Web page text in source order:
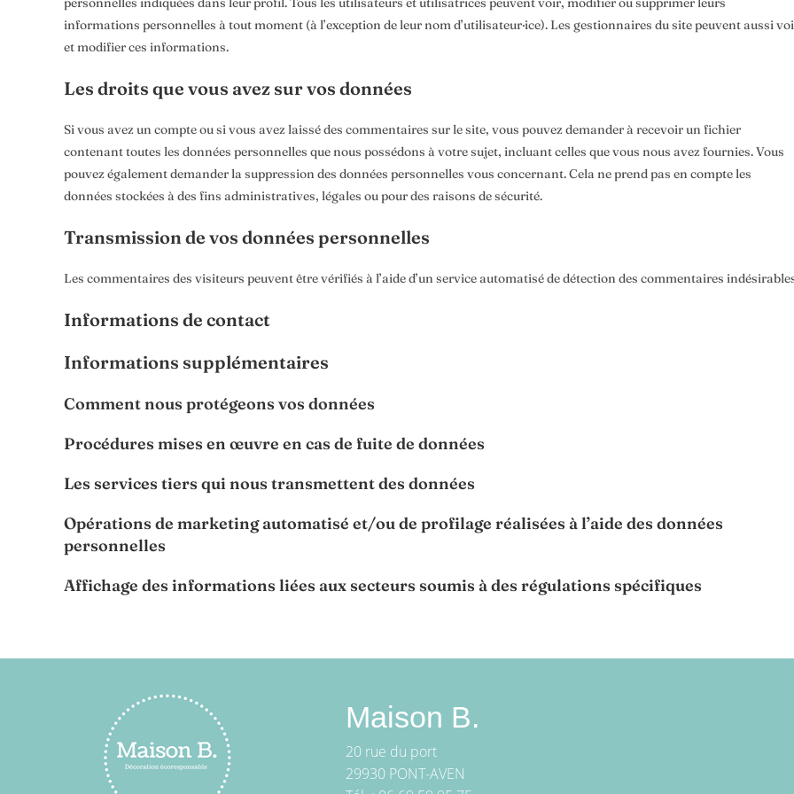
informations personnelles à tout moment (à l’exception de leur nom d’utilisateur·ice). Les gestionnaires du site peuvent aussi
et modifier ces informations.
Les droits que vous avez sur vos données
Si vous avez un compte ou si vous avez laissé des commentaires sur le site, vous pouvez demander à recevoir un fichier
contenant toutes les données personnelles que nous possédons à votre sujet, incluant celles que vous nous avez fournies. Vous
pouvez également demander la suppression des données personnelles vous concernant. Cela ne prend pas en compte les
données stockées à des fins administratives, légales ou pour des raisons de sécurité.
Transmission de vos données personnelles
Les commentaires des visiteurs peuvent être vérifiés à l’aide d’un service automatisé de détection des commentaires
Informations de contact
Informations supplémentaires
Comment nous protégeons vos données
Procédures mises en œuvre en cas de fuite de données
Les services tiers qui nous transmettent des données
Opérations de marketing automatisé et/ou de profilage réalisées à l’aide des données
personnelles
Affichage des informations liées aux secteurs soumis à des régulations spécifiques
Maison B.
20 rue du port
29930 PONT-AVEN